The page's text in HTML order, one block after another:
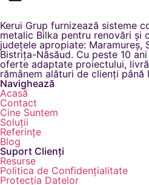
Kerui Grup furnizează sisteme
metalic Bilka pentru renovări și
județele apropiate: Maramureș,
Bistrița-Năsăud. Cu peste 10
oferte adaptate proiectului,
rămânem alături de clienți până
Navighează
Acasă
Contact
Cine Suntem
Soluții
Referințe
Blog
Suport Clienți
Resurse
Politica de Confidențialitate
Protecția Datelor